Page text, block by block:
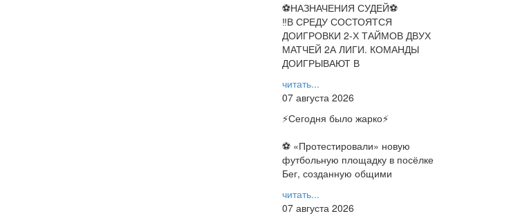
⚽НАЗНАЧЕНИЯ СУДЕЙ⚽
‼В СРЕДУ СОСТОЯТСЯ
ДОИГРОВКИ 2-Х ТАЙМОВ ДВУХ
МАТЧЕЙ 2А ЛИГИ. КОМАНДЫ
ДОИГРЫВАЮТ В
читать...
07 августа 2026
⚡️Сегодня было жарко⚡️
⚽ ️«Протестировали» новую
футбольную площадку в посёлке
Бег, созданную общими
читать...
07 августа 2026